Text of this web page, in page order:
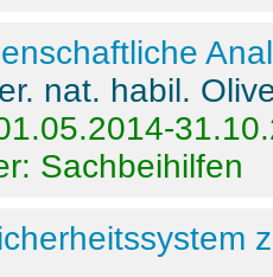
nat. habil.
Sachbeihilfen